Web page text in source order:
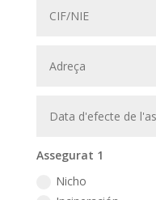
Assegurat 1
Nicho